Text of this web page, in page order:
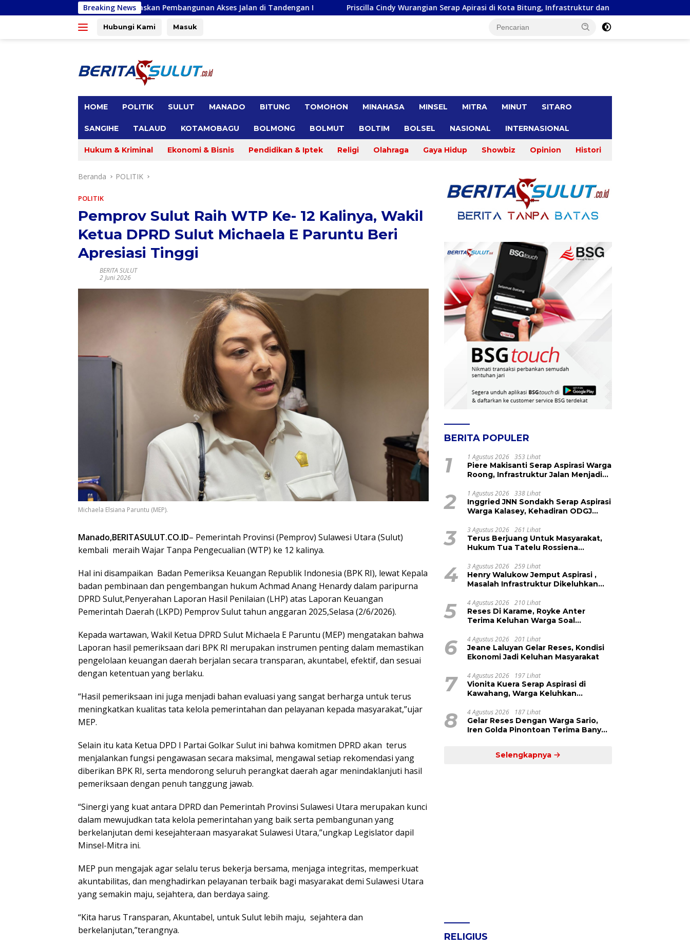
ke
Breaking News
Prioritaskan Pembangunan Akses Jalan di Tandengan I Priscilla Cindy Wurangian Serap Apirasi di Kota Bitung, Infrastruktur dan Kesehatan Serta Pendidikan Dikeluhkan Warga
Hubungi Kami Masuk
HOME POLITIK SULUT MANADO BITUNG TOMOHON MINAHASA MINSEL MITRA MINUT SITARO
SANGIHE TALAUD KOTAMOBAGU BOLMONG BOLMUT BOLTIM BOLSEL NASIONAL INTERNASIONAL
Hukum & Kriminal Ekonomi & Bisnis Pendidikan & Iptek Religi Olahraga Gaya Hidup Showbiz Opinion Histori
Beranda POLITIK
POLITIK
Pemprov Sulut Raih WTP Ke- 12 Kalinya, Wakil
Ketua DPRD Sulut Michaela E Paruntu Beri
Apresiasi Tinggi
BERITA SULUT
2 Juni 2026
Michaela Elsiana Paruntu (MEP).
Manado,BERITASULUT.CO.ID– Pemerintah Provinsi (Pemprov) Sulawesi Utara (Sulut)
kembali meraih Wajar Tanpa Pengecualian (WTP) ke 12 kalinya.
Hal ini disampaikan Badan Pemeriksa Keuangan Republik Indonesia (BPK RI), lewat Kepala
badan pembinaan dan pengembangan hukum Achmad Anang Henardy dalam paripurna
DPRD Sulut,Penyerahan Laporan Hasil Penilaian (LHP) atas Laporan Keuangan
Pemerintah Daerah (LKPD) Pemprov Sulut tahun anggaran 2025,Selasa (2/6/2026).
Kepada wartawan, Wakil Ketua DPRD Sulut Michaela E Paruntu (MEP) mengatakan bahwa
Laporan hasil pemeriksaan dari BPK RI merupakan instrumen penting dalam memastikan
pengelolaan keuangan daerah berjalan secara transparan, akuntabel, efektif, dan sesuai
dengan ketentuan yang berlaku.
“Hasil pemeriksaan ini juga menjadi bahan evaluasi yang sangat berharga untuk terus
meningkatkan kualitas tata kelola pemerintahan dan pelayanan kepada masyarakat,”ujar
MEP.
Selain itu kata Ketua DPD I Partai Golkar Sulut ini bahwa komitmen DPRD akan terus
menjalankan fungsi pengawasan secara maksimal, mengawal setiap rekomendasi yang
diberikan BPK RI, serta mendorong seluruh perangkat daerah agar menindaklanjuti hasil
pemeriksaan dengan penuh tanggung jawab.
“Sinergi yang kuat antara DPRD dan Pemerintah Provinsi Sulawesi Utara merupakan kunci
dalam mewujudkan tata kelola pemerintahan yang baik serta pembangunan yang
berkelanjutan demi kesejahteraan masyarakat Sulawesi Utara,”ungkap Legislator dapil
Minsel-Mitra ini.
MEP pun mengajak agar selalu terus bekerja bersama, menjaga integritas, memperkuat
akuntabilitas, dan menghadirkan pelayanan terbaik bagi masyarakat demi Sulawesi Utara
yang semakin maju, sejahtera, dan berdaya saing.
“Kita harus Transparan, Akuntabel, untuk Sulut lebih maju, sejahtera dan
berkelanjutan,”terangnya.
BERITA POPULER
1 1 Agustus 2026 353 Lihat
Piere Makisanti Serap Aspirasi Warga
Roong, Infrastruktur Jalan Menjadi
2 1 Agustus 2026 338 Lihat
Inggried JNN Sondakh Serap Aspirasi
Warga Kalasey, Kehadiran ODGJ
3 3 Agustus 2026 261 Lihat
Terus Berjuang Untuk Masyarakat,
Hukum Tua Tatelu Rossiena
Kinerja Anggota DPRD Henry
Walukow
4 3 Agustus 2026 259 Lihat
Henry Walukow Jemput Aspirasi ,
Masalah Infrastruktur Dikeluhkan
5 4 Agustus 2026 210 Lihat
Reses Di Karame, Royke Anter
Terima Keluhan Warga Soal
6 4 Agustus 2026 201 Lihat
Jeane Laluyan Gelar Reses, Kondisi
Ekonomi Jadi Keluhan Masyarakat
7 4 Agustus 2026 197 Lihat
Vionita Kuera Serap Aspirasi di
Kawahang, Warga Keluhkan
8 4 Agustus 2026 187 Lihat
Gelar Reses Dengan Warga Sario,
Iren Golda Pinontoan Terima Banyak
Selengkapnya
RELIGIUS